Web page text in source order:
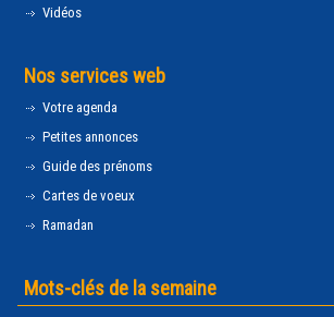
Vidéos
Nos services web
Votre agenda
Petites annonces
Guide des prénoms
Cartes de voeux
Ramadan
Mots-clés de la semaine